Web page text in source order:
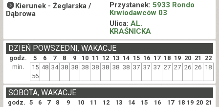
Kierunek - Żeglarska /
Dąbrowa
Przystanek: 5933 Rondo
Krwiodawców 03
Ulica: AL.
KRAŚNICKA
godz. 5 6 7 8 9 10 11 12 13 14 15 16 17 18 19 20 21 22
DZIEŃ POWSZEDNI, WAKACJE
min.
15
56
48 34 38 38 38 38 38 38 38 37 37 37 27 27 26 26 18
godz. 5 6 7 8 9 10 11 12 13 14 15 16 17 18 19 20 21
SOBOTA, WAKACJE